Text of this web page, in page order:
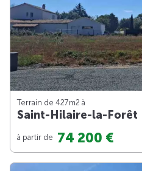
Terrain de 427m2 à
Saint-Hilaire-la-Forêt
à partir de 74 200 €